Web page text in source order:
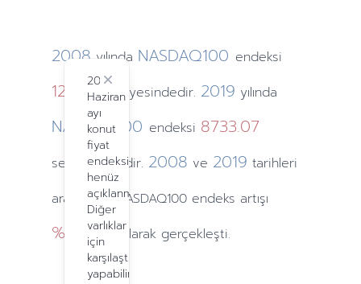
2024
Haziran
ayı
konut
fiyat
endeksi
henüz
açıklanmadı.
Diğer
varlıklar
için
karşılaştırma
yapabilirsiniz.
Close
2008 yılında NASDAQ100 endeksi
1211.65seviyesindedir. 2019 yılında
NASDAQ100 endeksi 8733.07
seviyesindedir. 2008 ve 2019 tarihleri
arasındaki NASDAQ100 endeks artışı
%620.76olarak gerçekleşti.